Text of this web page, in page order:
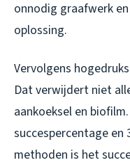
onnodig graafwerk
oplossing.
Vervolgens
Dat verwijdert niet
aankoeksel en
succespercentage en
methoden is het